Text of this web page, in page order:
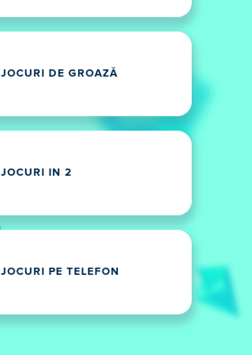
JOCURI DE GROAZĂ
JOCURI IN 2
JOCURI PE TELEFON